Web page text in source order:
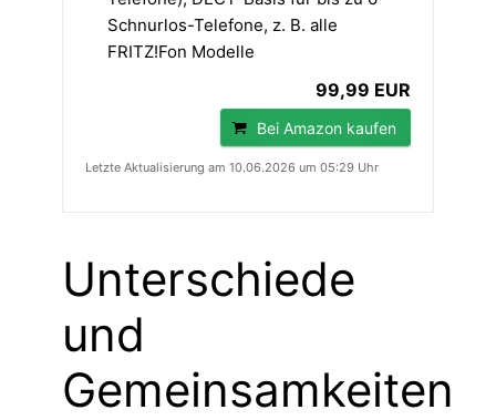
Schnurlos-Telefone, z. B. alle
FRITZ!Fon Modelle
99,99 EUR
Bei Amazon kaufen
Letzte Aktualisierung am 10.06.2026 um 05:29 Uhr
Unterschiede
und
Gemeinsamkeiten